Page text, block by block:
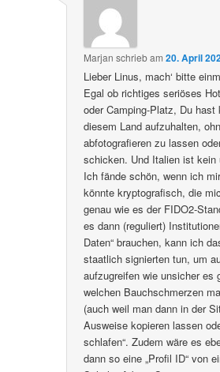
Marjan schriebam20. April
Lieber Linus, mach‘ bitte
Egal ob richtiges seriöses
oder Camping-Platz, Du
diesem Land aufzuhalten,
abfotografieren zu lassen
schicken. Und Italien ist kein
Ich fände schön, wenn ich
könnte kryptografisch, die
genau wie es der FIDO2-
es dann (reguliert)
Daten“ brauchen, kann ich
staatlich signierten tun, um
aufzugreifen wie unsicher es
welchen Bauchschmerzen
(auch weil man dann in der
Ausweise kopieren lassen
schlafen“. Zudem wäre es
dann so eine „Profil ID“ von